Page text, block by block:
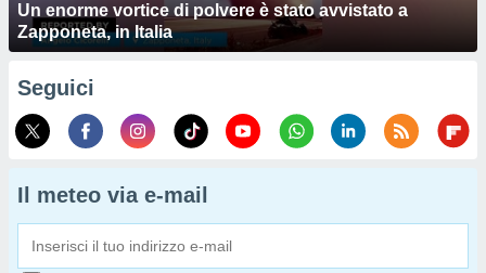
Un enorme vortice di polvere è stato avvistato a
Zapponeta, in Italia
Seguici
Il meteo via e-mail